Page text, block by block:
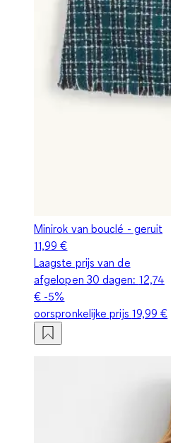
Minirok van bouclé - geruit
11,99 €
Laagste prijs van de
afgelopen 30 dagen: 12,74
€ -5%
oorspronkelijke prijs 19,99 €